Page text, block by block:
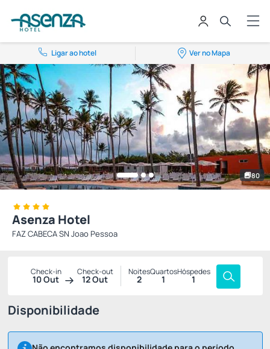
Ligar ao hotel Ver no Mapa
80
Asenza Hotel
FAZ CABECA SN Joao Pessoa
Check-in
10 Out
Check-out
12 Out
Noites
2
Quartos
1
Hóspedes
1
Disponibilidade